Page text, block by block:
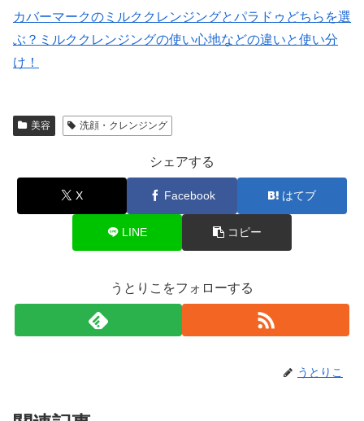
カバーマークのミルククレンジングとパラドゥどちらを選
ぶ？ミルククレンジングの使い心地などの違いと使い分
け！
美容 洗顔・クレンジング
シェアする
X Facebook はてブ
LINE コピー
うとりこをフォローする
うとりこ